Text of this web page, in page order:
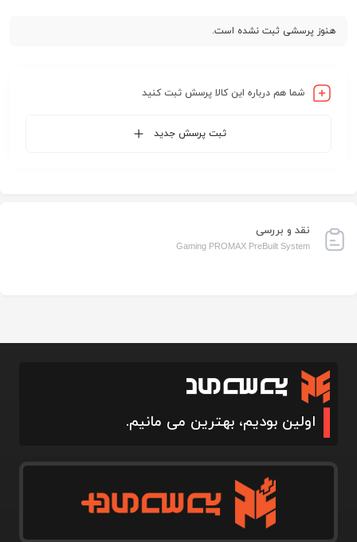
هنوز پرسشی ثبت نشده است.
شما هم درباره این کالا پرسش ثبت کنید
ثبت پرسش جدید
نقد و بررسی
Gaming PROMAX PreBuilt System
اولین بودیم، بهترین می مانیم.